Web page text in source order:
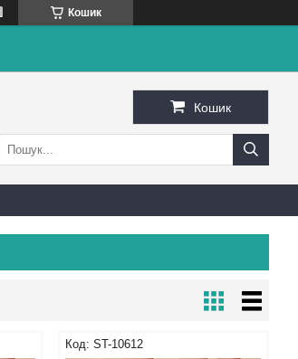
Кошик
Кошик
ST-10612